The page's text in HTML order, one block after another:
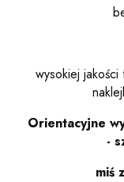
wysokiej
Orientacyjne
-
miś